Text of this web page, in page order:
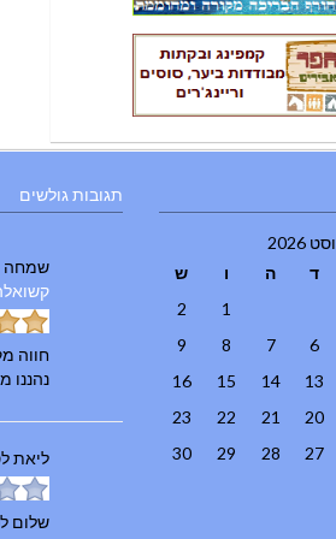
תגובות גולשים
שמחה
חווה
נהננו
ליאת
שלום
2026
ד ה ו
ש
1
2
6
7
8
9
13
14
15
16
20
21
22
23
27
28
29
30